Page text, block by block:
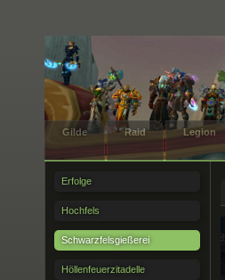
Gilde Raid Legion
Erfolge
Hochfels
Schwarzfelsgießerei
Höllenfeuerzitadelle